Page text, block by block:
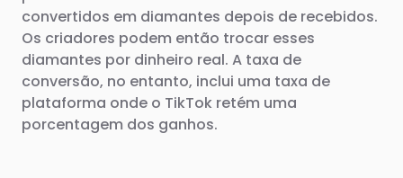
convertidos em diamantes depois de recebidos.
Os criadores podem então trocar esses
diamantes por dinheiro real. A taxa de
conversão, no entanto, inclui uma taxa de
plataforma onde o TikTok retém uma
porcentagem dos ganhos.